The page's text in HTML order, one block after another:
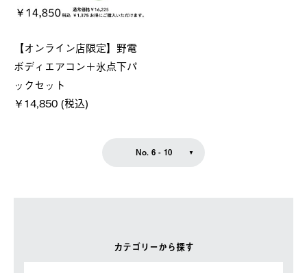
カテゴリーから探す
【オンライン店限定】野電
ボディエアコン＋氷点下パ
ックセット
￥14,850 (税込)
No. 6 - 10